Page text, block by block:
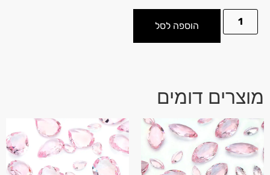
הוספה לסל
מוצרים דומים